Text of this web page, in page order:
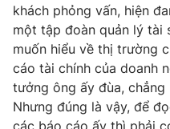
khách phỏng vấn, hiện
một tập đoàn quản lý tài
muốn hiểu về thị trường
cáo tài chính của doanh
tưởng ông ấy đùa, chẳng
Nhưng đúng là vậy, để
các báo cáo ấy thì phải